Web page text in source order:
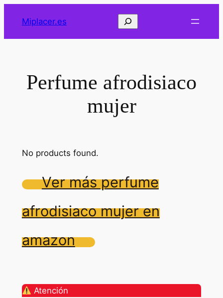
Miplacer.es Buscar
Perfume afrodisiaco
mujer
No products found.
Ver más perfume
afrodisiaco mujer en
amazon
Atención